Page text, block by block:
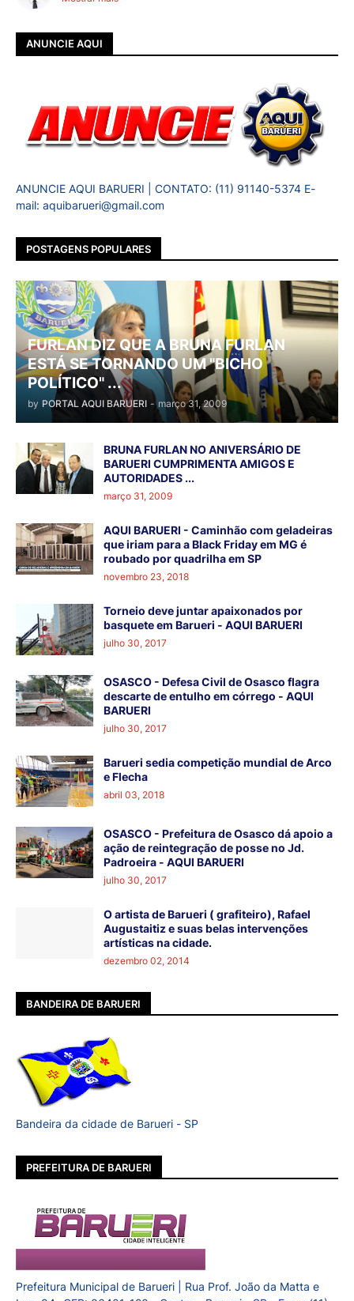
ANUNCIE AQUI
ANUNCIE AQUI BARUERI | CONTATO: (11) 91140-5374 E-
mail: aquibarueri@gmail.com
POSTAGENS POPULARES
FURLAN DIZ QUE A BRUNA FURLAN
ESTÁ SE TORNANDO UM "BICHO
POLÍTICO" ...
by PORTAL AQUI BARUERI - março 31, 2009
BRUNA FURLAN NO ANIVERSÁRIO DE
BARUERI CUMPRIMENTA AMIGOS E
AUTORIDADES ...
março 31, 2009
AQUI BARUERI - Caminhão com geladeiras
que iriam para a Black Friday em MG é
roubado por quadrilha em SP
novembro 23, 2018
Torneio deve juntar apaixonados por
basquete em Barueri - AQUI BARUERI
julho 30, 2017
OSASCO - Defesa Civil de Osasco flagra
descarte de entulho em córrego - AQUI
BARUERI
julho 30, 2017
Barueri sedia competição mundial de Arco
e Flecha
abril 03, 2018
OSASCO - Prefeitura de Osasco dá apoio a
ação de reintegração de posse no Jd.
Padroeira - AQUI BARUERI
julho 30, 2017
O artista de Barueri ( grafiteiro), Rafael
Augustaitiz e suas belas intervenções
artísticas na cidade.
dezembro 02, 2014
BANDEIRA DE BARUERI
Bandeira da cidade de Barueri - SP
PREFEITURA DE BARUERI
Prefeitura Municipal de Barueri | Rua Prof. João da Matta e